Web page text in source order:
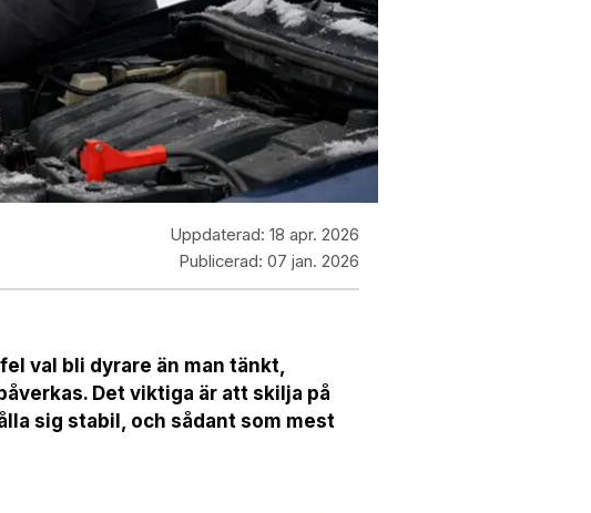
Uppdaterad: 18 apr. 2026
Publicerad: 07 jan. 2026
val bli dyrare än man tänkt,
Det viktiga är att skilja på
sig stabil, och sådant som mest